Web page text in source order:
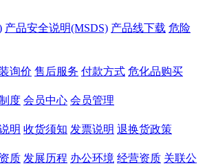
产品安全说明(MSDS) 产品线下载 危险
询价 售后服务 付款方式 危化品购买
度 会员中心 会员管理
明 收货须知 发票说明 退换货政策
质 发展历程 办公环境 经营资质 关联公